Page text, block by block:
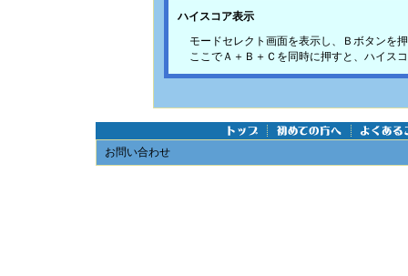
ハイスコア表示
モードセレクト画面を表示し、Ｂボタンを
ここでＡ＋Ｂ＋Ｃを同時に押すと、ハイス
お問い合わせ